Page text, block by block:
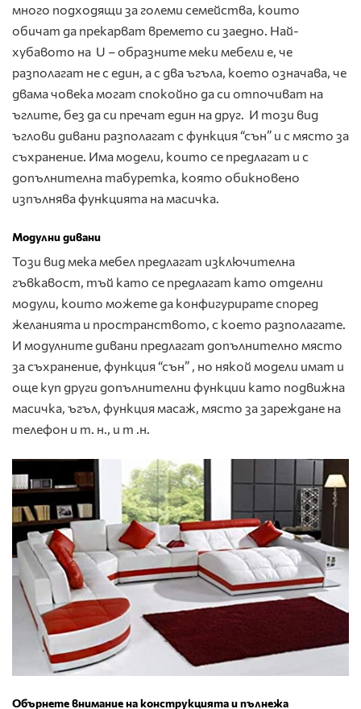
много подходящи за големи семейства, които
обичат да прекарват времето си заедно. Най-
хубавото на U – образните меки мебели е, че
разполагат не с един, а с два ъгъла, което означава, че
двама човека могат спокойно да си отпочиват на
ъглите, без да си пречат един на друг. И този вид
ъглови дивани разполагат с функция “сън” и с място за
съхранение. Има модели, които се предлагат и с
допълнителна табуретка, която обикновено
изпълнява функцията на масичка.
Модулни дивани
Този вид мека мебел предлагат изключителна
гъвкавост, тъй като се предлагат като отделни
модули, които можете да конфигурирате според
желанията и пространството, с което разполагате.
И модулните дивани предлагат допълнително място
за съхранение, функция “сън” , но някой модели имат и
още куп други допълнителни функции като подвижна
масичка, ъгъл, функция масаж, място за зареждане на
телефон и т. н., и т .н.
Обърнете внимание на конструкцията и пълнежа